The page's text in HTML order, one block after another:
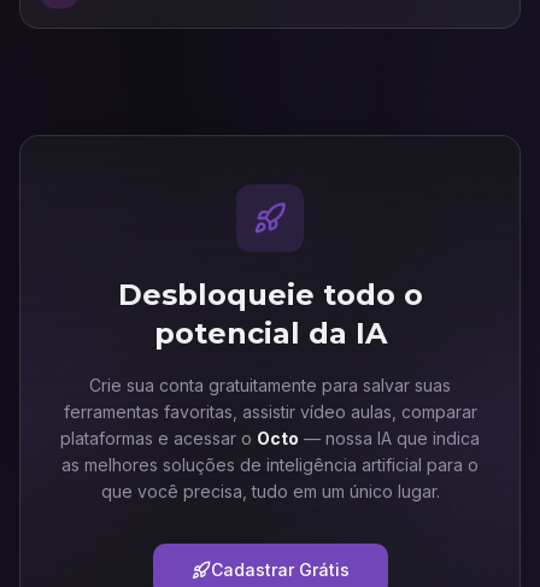
Desbloqueie todo o
potencial da IA
Crie sua conta gratuitamente para salvar suas
ferramentas favoritas, assistir vídeo aulas, comparar
plataformas e acessar o Octo — nossa IA que indica
as melhores soluções de inteligência artificial para o
que você precisa, tudo em um único lugar.
Cadastrar Grátis